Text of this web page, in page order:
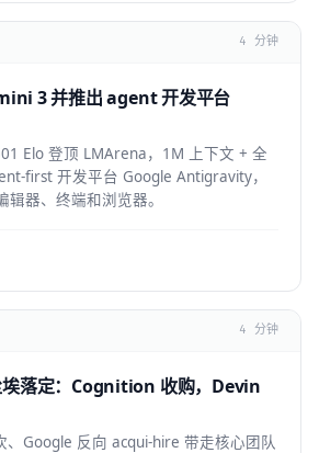
4 分钟
3 并推出 agent 开发平台
Elo 登顶 LMArena，1M 上下文 + 全
first 开发平台 Google Antigravity，
器、终端和浏览器。
4 分钟
落定：Cognition 收购，Devin
Google 反向 acqui-hire 带走核心团队